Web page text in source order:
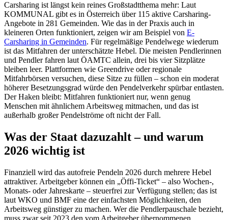
Carsharing ist längst kein reines Großstadtthema mehr: Laut
KOMMUNAL gibt es in Österreich über 115 aktive Carsharing-
Angebote in 281 Gemeinden. Wie das in der Praxis auch in
kleineren Orten funktioniert, zeigen wir am Beispiel von E-
Carsharing in Gemeinden. Für regelmäßige Pendelwege wiederum
ist das Mitfahren der unterschätzte Hebel. Die meisten Pendlerinnen
und Pendler fahren laut ÖAMTC allein, drei bis vier Sitzplätze
bleiben leer. Plattformen wie Greendrive oder regionale
Mitfahrbörsen versuchen, diese Sitze zu füllen – schon ein moderat
höherer Besetzungsgrad würde den Pendelverkehr spürbar entlasten.
Der Haken bleibt: Mitfahren funktioniert nur, wenn genug
Menschen mit ähnlichem Arbeitsweg mitmachen, und das ist
außerhalb großer Pendelströme oft nicht der Fall.
Was der Staat dazuzahlt – und warum
2026 wichtig ist
Finanziell wird das autofreie Pendeln 2026 durch mehrere Hebel
attraktiver. Arbeitgeber können ein „Öffi-Ticket“ – also Wochen-,
Monats- oder Jahreskarte – steuerfrei zur Verfügung stellen; das ist
laut WKO und BMF eine der einfachsten Möglichkeiten, den
Arbeitsweg günstiger zu machen. Wer die Pendlerpauschale bezieht,
muss zwar seit 2023 den vom Arbeitgeber übernommenen